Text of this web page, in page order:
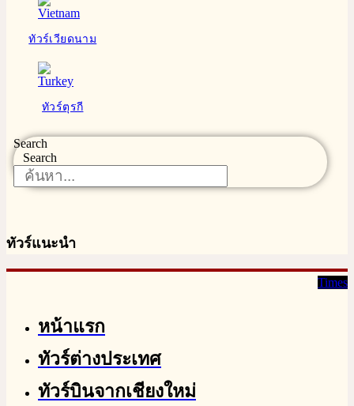
ทัวร์เวียดนาม
ทัวร์ตุรกี
Search
Search
ทัวร์แนะนำ
Times
หน้าแรก
ทัวร์ต่างประเทศ
ทัวร์บินจากเชียงใหม่